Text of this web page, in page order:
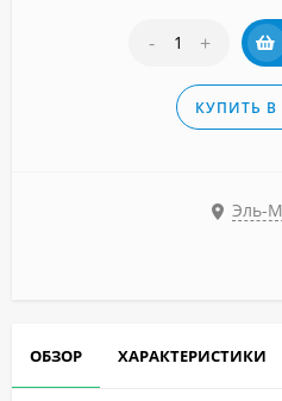
- +
КУПИТЬ В
Эль-
ОБЗОР ХАРАКТЕРИСТИКИ